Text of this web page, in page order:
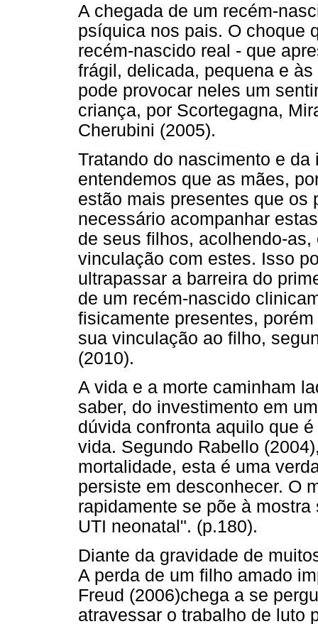
A chegada de um recém-
psíquica nos pais. O choque
recém-nascido real - que
frágil, delicada, pequena e
pode provocar neles um
criança, por Scortegagna,
Cherubini (2005).
Tratando do nascimento e
entendemos que as mães,
estão mais presentes que os
necessário acompanhar
de seus filhos, acolhendo-
vinculação com estes. Isso
ultrapassar a barreira do
de um recém-nascido
fisicamente presentes,
sua vinculação ao filho,
(2010).
A vida e a morte caminham
saber, do investimento em
dúvida confronta aquilo que
vida. Segundo Rabello
mortalidade, esta é uma
persiste em desconhecer. O
rapidamente se põe à
UTI neonatal". (p.180).
Diante da gravidade de
A perda de um filho amado
Freud (2006)chega a se
atravessar o trabalho de luto